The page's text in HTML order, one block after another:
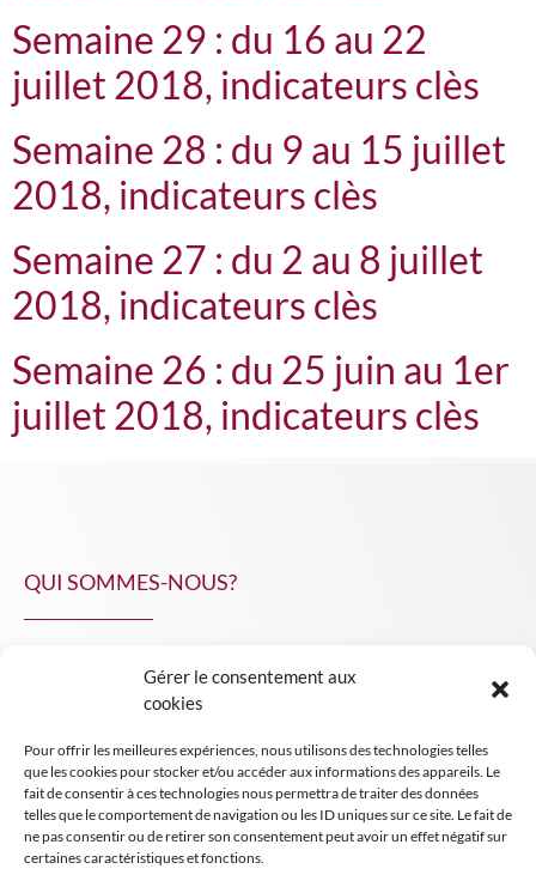
Gérer le consentement aux
cookies
Pour offrir les meilleures expériences, nous utilisons des technologies telles
que les cookies pour stocker et/ou accéder aux informations des appareils. Le
fait de consentir à ces technologies nous permettra de traiter des données
telles que le comportement de navigation ou les ID uniques sur ce site. Le fait de
ne pas consentir ou de retirer son consentement peut avoir un effet négatif sur
certaines caractéristiques et fonctions.
Semaine 29 : du 16 au 22
juillet 2018, indicateurs clès
Semaine 28 : du 9 au 15 juillet
2018, indicateurs clès
Semaine 27 : du 2 au 8 juillet
2018, indicateurs clès
Semaine 26 : du 25 juin au 1er
juillet 2018, indicateurs clès
QUI SOMMES-NOUS?
INSIGHT NPA